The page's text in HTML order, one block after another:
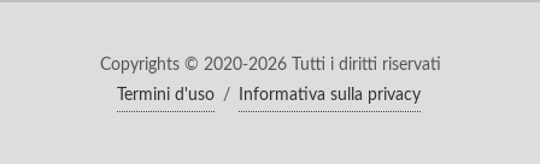
Copyrights © 2020-2026 Tutti i diritti riservati
Termini d'uso
/ Informativa sulla privacy